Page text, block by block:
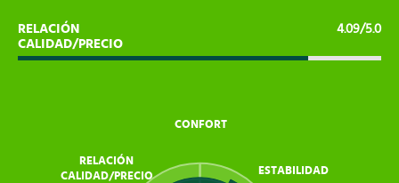
RELACIÓN
CALIDAD/PRECIO
4.09/5.0
CONFORT
ESTABILIDAD
RELACIÓN
CALIDAD/PRECIO